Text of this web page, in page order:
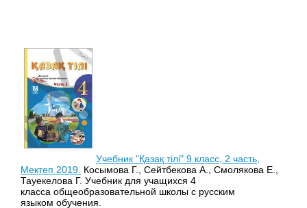
Учебник "Қазақ тілі" 9 класс, 2 часть,
Мектеп 2019. Косымова Г., Сейтбекова А., Смолякова Е.,
Тауекелова Г. Учебник для учащихся 4
класса общеобразовательной школы с русским
языком обучения.